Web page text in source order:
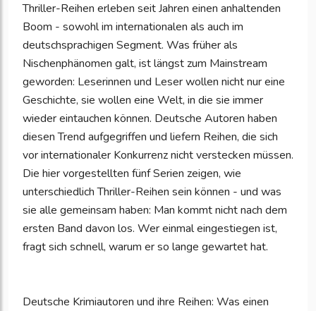
Thriller-Reihen erleben seit Jahren einen anhaltenden
Boom - sowohl im internationalen als auch im
deutschsprachigen Segment. Was früher als
Nischenphänomen galt, ist längst zum Mainstream
geworden: Leserinnen und Leser wollen nicht nur eine
Geschichte, sie wollen eine Welt, in die sie immer
wieder eintauchen können. Deutsche Autoren haben
diesen Trend aufgegriffen und liefern Reihen, die sich
vor internationaler Konkurrenz nicht verstecken müssen.
Die hier vorgestellten fünf Serien zeigen, wie
unterschiedlich Thriller-Reihen sein können - und was
sie alle gemeinsam haben: Man kommt nicht nach dem
ersten Band davon los. Wer einmal eingestiegen ist,
fragt sich schnell, warum er so lange gewartet hat.
Deutsche Krimiautoren und ihre Reihen: Was einen